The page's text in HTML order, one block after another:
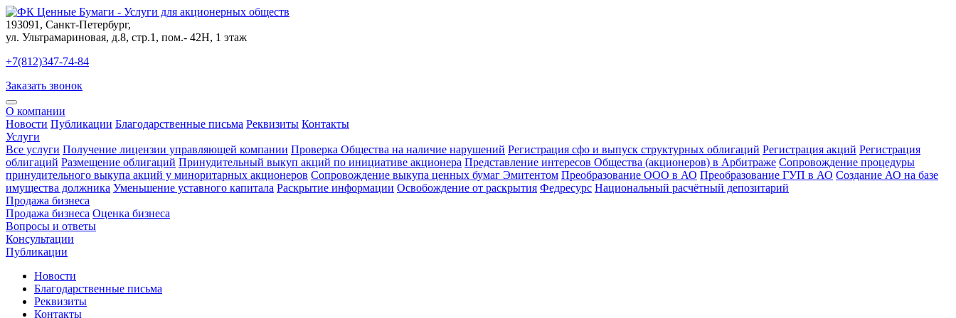
193091 , Санкт-Петербург,
ул. Ультрамариновая, д.8, стр.1, пом.- 42Н, 1 этаж
+7(812)347-74-84
Заказать звонок
О компании
Новости Публикации Благодарственные письма Реквизиты Контакты
Услуги
Все услуги Получение лицензии управляющей компании Проверка Общества на наличие нарушений Регистрация сфо и выпуск структурных облигаций Регистрация акций Регистрация
облигаций Размещение облигаций Принудительный выкуп акций по инициативе акционера Представление интересов Общества (акционеров) в Арбитраже Сопровождение процедуры
принудительного выкупа акций у миноритарных акционеров Сопровождение выкупа ценных бумаг Эмитентом Преобразование ООО в АО Преобразование ГУП в АО Создание АО на базе
имущества должника Уменьшение уставного капитала Раскрытие информации Освобождение от раскрытия Федресурс Национальный расчётный депозитарий
Продажа бизнеса
Продажа бизнеса Оценка бизнеса
Вопросы и ответы
Консультации
Публикации
Новости
Благодарственные письма
Реквизиты
Контакты